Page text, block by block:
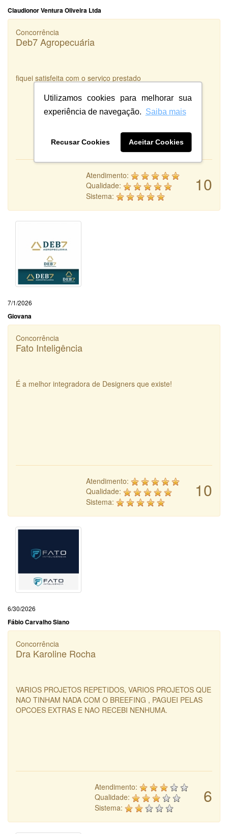
Utilizamos cookies para melhorar sua
experiência de navegação. Saiba mais
Recusar Cookies Aceitar Cookies
Claudionor Ventura Oliveira Ltda
Concorrência
Deb7 Agropecuária
fiquei satisfeita com o serviço prestado
10
Atendimento:
Qualidade:
Sistema:
7/1/2026
Giovana
Concorrência
Fato Inteligência
É a melhor integradora de Designers que existe!
10
Atendimento:
Qualidade:
Sistema:
6/30/2026
Fábio Carvalho Siano
Concorrência
Dra Karoline Rocha
VARIOS PROJETOS REPETIDOS, VARIOS PROJETOS QUE
NAO TINHAM NADA COM O BREEFING , PAGUEI PELAS
OPCOES EXTRAS E NAO RECEBI NENHUMA.
6
Atendimento:
Qualidade:
Sistema: